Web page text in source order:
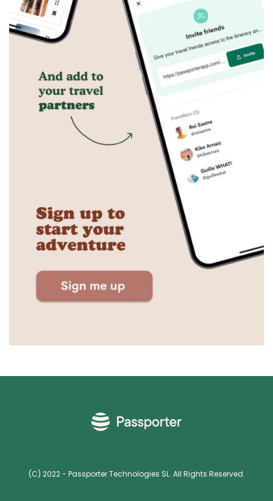
(C) 2022 - Passporter Technologies SL. All Rights Reserved.